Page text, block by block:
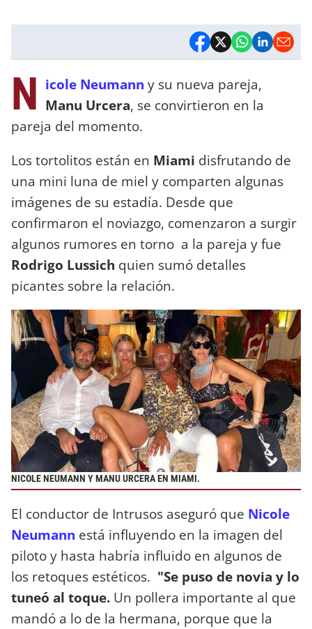
N icole Neumann y su nueva pareja,
Manu Urcera, se convirtieron en la
pareja del momento.
Los tortolitos están en Miami disfrutando de
una mini luna de miel y comparten algunas
imágenes de su estadía. Desde que
confirmaron el noviazgo, comenzaron a surgir
algunos rumores en torno a la pareja y fue
Rodrigo Lussich quien sumó detalles
picantes sobre la relación.
NICOLE NEUMANN Y MANU URCERA EN MIAMI.
El conductor de Intrusos aseguró que Nicole
Neumann está influyendo en la imagen del
piloto y hasta habría influido en algunos de
los retoques estéticos. "Se puso de novia y lo
tuneó al toque. Un pollera importante al que
mandó a lo de la hermana, porque que la